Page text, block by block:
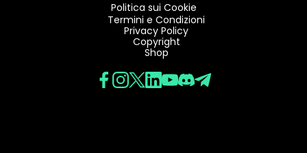
Politica sui Cookie
Termini e Condizioni
Privacy Policy
Copyright
Shop